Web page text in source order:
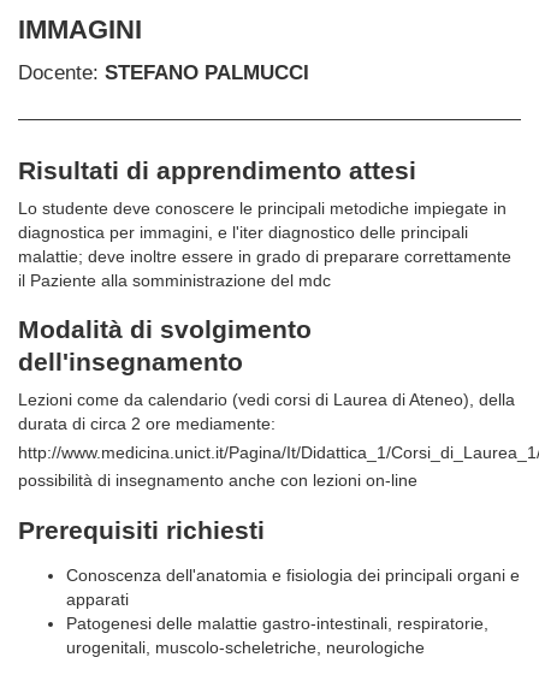
IMMAGINI
Docente: STEFANO PALMUCCI
Risultati di apprendimento attesi
Lo studente deve conoscere le principali metodiche impiegate in
diagnostica per immagini, e l'iter diagnostico delle principali
malattie; deve inoltre essere in grado di preparare correttamente
il Paziente alla somministrazione del mdc
Modalità di svolgimento
dell'insegnamento
Lezioni come da calendario (vedi corsi di Laurea di Ateneo), della
durata di circa 2 ore mediamente:
http://www.medicina.unict.it/Pagina/It/Didattica_1/
possibilità di insegnamento anche con lezioni on-line
Prerequisiti richiesti
Conoscenza dell'anatomia e fisiologia dei principali organi e
apparati
Patogenesi delle malattie gastro-intestinali, respiratorie,
urogenitali, muscolo-scheletriche, neurologiche